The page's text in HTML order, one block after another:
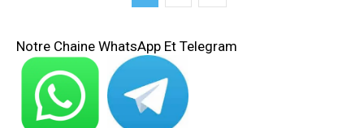
Notre Chaine WhatsApp Et Telegram